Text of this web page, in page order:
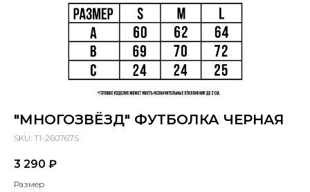
"МНОГОЗВЁЗД" ФУТБОЛКА ЧЕРНАЯ
SKU: T1-260767S
3 290 ₽
Размер